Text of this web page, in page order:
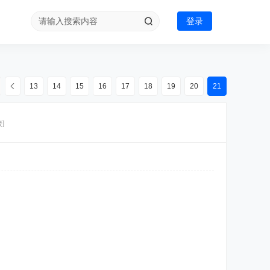
登录
13 14 15 16 17 18 19 20 21
]